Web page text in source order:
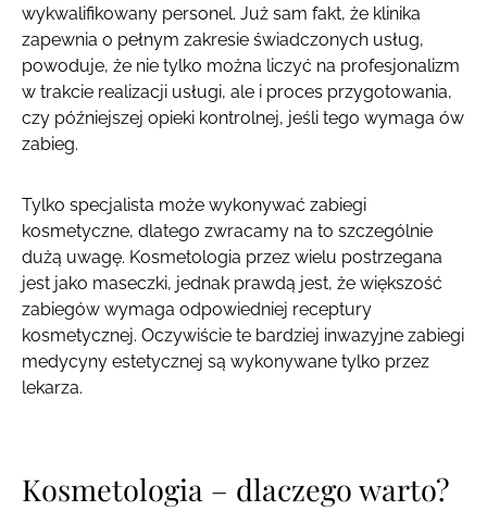
wykwalifikowany personel. Już sam fakt, że klinika
zapewnia o pełnym zakresie świadczonych usług,
powoduje, że nie tylko można liczyć na profesjonalizm
w trakcie realizacji usługi, ale i proces przygotowania,
czy późniejszej opieki kontrolnej, jeśli tego wymaga ów
zabieg.
Tylko specjalista może wykonywać zabiegi
kosmetyczne, dlatego zwracamy na to szczególnie
dużą uwagę. Kosmetologia przez wielu postrzegana
jest jako maseczki, jednak prawdą jest, że większość
zabiegów wymaga odpowiedniej receptury
kosmetycznej. Oczywiście te bardziej inwazyjne zabiegi
medycyny estetycznej są wykonywane tylko przez
lekarza.
Kosmetologia – dlaczego warto?